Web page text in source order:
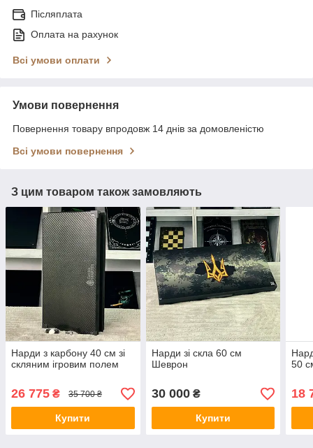
Післяплата
Оплата на рахунок
Всі умови оплати
Умови повернення
Повернення товару впродовж 14 днів за домовленістю
Всі умови повернення
З цим товаром також замовляють
Нарди з карбону 40 см зі
скляним ігровим полем
26 775 ₴ 35 700 ₴
Купити
Нарди зі скла 60 см
Шеврон
30 000₴
Купити
50
18